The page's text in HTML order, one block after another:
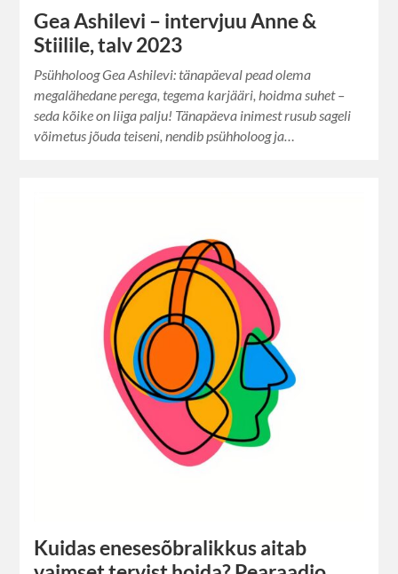
Gea Ashilevi – intervjuu Anne &
Stiilile, talv 2023
Psühholoog Gea Ashilevi: tänapäeval pead olema
megalähedane perega, tegema karjääri, hoidma suhet –
seda kõike on liiga palju! Tänapäeva inimest rusub sageli
võimetus jõuda teiseni, nendib psühholoog ja…
Kuidas enesesõbralikkus aitab